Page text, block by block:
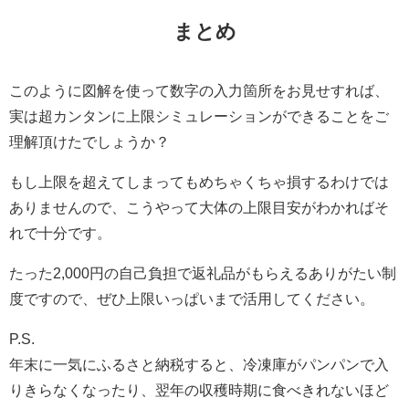
まとめ
このように図解を使って数字の入力箇所をお見せすれば、
実は超カンタンに上限シミュレーションができることをご
理解頂けたでしょうか？
もし上限を超えてしまってもめちゃくちゃ損するわけでは
ありませんので、こうやって大体の上限目安がわかればそ
れで十分です。
たった2,000円の自己負担で返礼品がもらえるありがたい制
度ですので、ぜひ上限いっぱいまで活用してください。
P.S.
年末に一気にふるさと納税すると、冷凍庫がパンパンで入
りきらなくなったり、翌年の収穫時期に食べきれないほど